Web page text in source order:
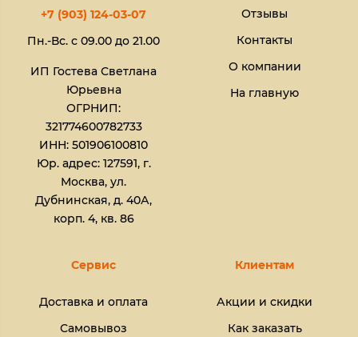
+7 (903) 124-03-07
Пн.-Вс. с 09.00 до 21.00
ИП Гостева Светлана
Юрьевна​
ОГРНИП:
321774600782733
ИНН: 501906100810
Юр. адрес: 127591, г.
Москва, ул.
Дубнинская, д. 40А,
корп. 4, кв. 86
Отзывы
Контакты
О компании
На главную
Сервис
Доставка и оплата
Самовывоз
Клиентам
Акции и скидки
Как заказать